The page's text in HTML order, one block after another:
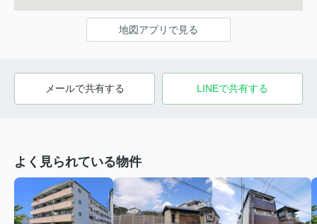
地図アプリで見る
メールで共有する LINEで共有する
よく見られている物件